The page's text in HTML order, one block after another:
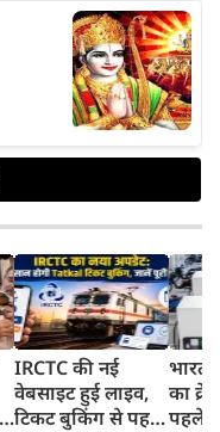
IRCTC की नई
वेबसाइट हुई लाइव,
टिकट बुकिंग से पहले
भारत
का
पहले